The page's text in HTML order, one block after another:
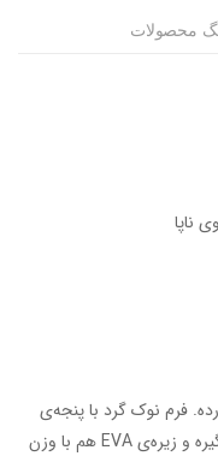
محصولات
ناپا
فرم نوک گرد با پنجه‌ی
پهن باعث میشه پا داخل کفش راحت‌تر قرار بگیره و زیره‌ی EVA هم با وزن